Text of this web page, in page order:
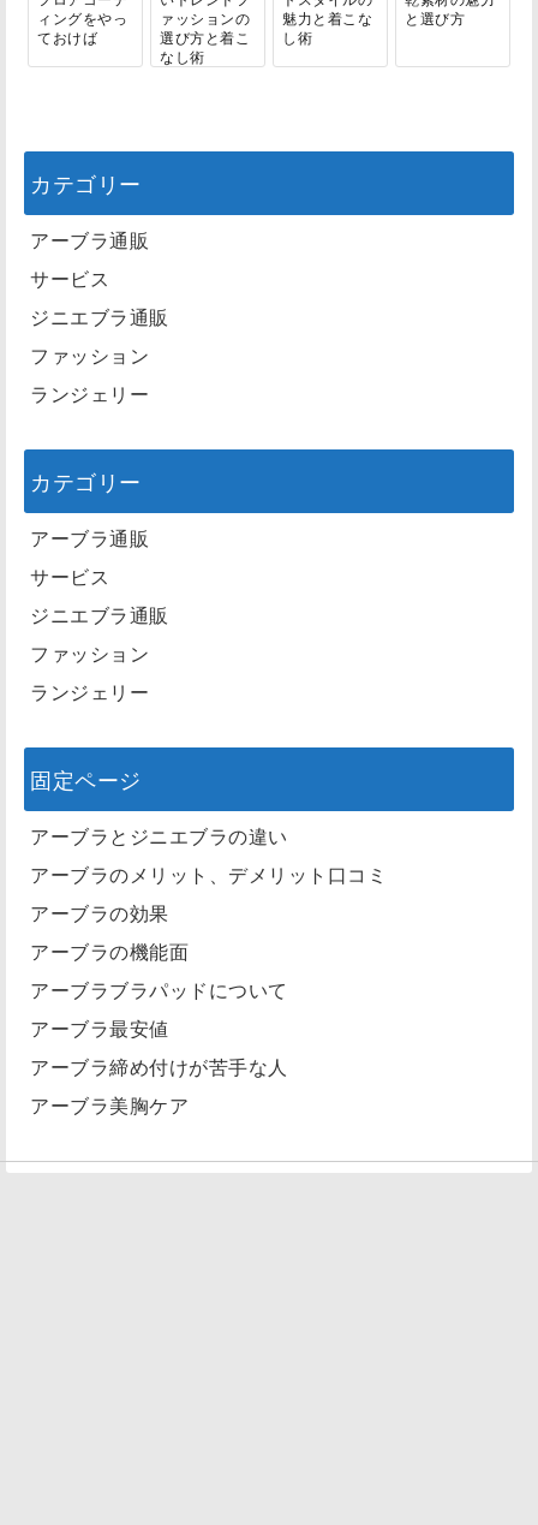
ィングをやっ
ておけば
ァッションの
選び方と着こ
なし術
魅力と着こな
し術
と選び方
カテゴリー
アーブラ通販
サービス
ジニエブラ通販
ファッション
ランジェリー
カテゴリー
アーブラ通販
サービス
ジニエブラ通販
ファッション
ランジェリー
固定ページ
アーブラとジニエブラの違い
アーブラのメリット、デメリット口コミ
アーブラの効果
アーブラの機能面
アーブラブラパッドについて
アーブラ最安値
アーブラ締め付けが苦手な人
アーブラ美胸ケア